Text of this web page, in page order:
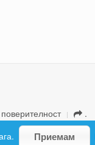
.
Приемам